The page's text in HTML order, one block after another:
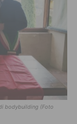
bodybuilding (Foto